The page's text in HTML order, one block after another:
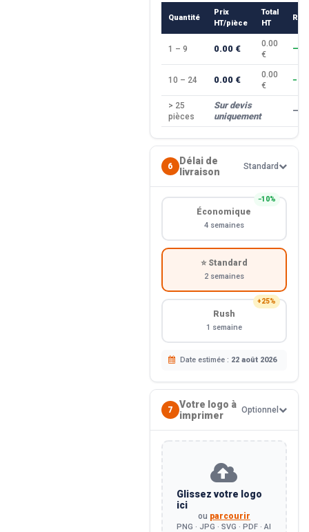
Quantité
Prix
HT/pièce
Total
HT
1 – 9 0.00 €
0.00
€
—
10 – 24 0.00 €
0.00
€
> 25
pièces
Sur devis
uniquement
—
6
Délai de
livraison
Standard
−10%
Économique
4 semaines
⭐ Standard
2 semaines
+25%
Rush
1 semaine
Date estimée : 22 août 2026
7
Votre logo à
imprimer
Optionnel
Glissez votre logo
ici
ou parcourir
PNG · JPG · SVG · PDF · AI